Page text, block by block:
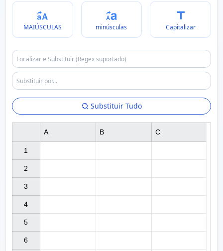
MAIÚSCULAS minúsculas Capitalizar
Substituir Tudo
1
2
3
4
5
6
A B C